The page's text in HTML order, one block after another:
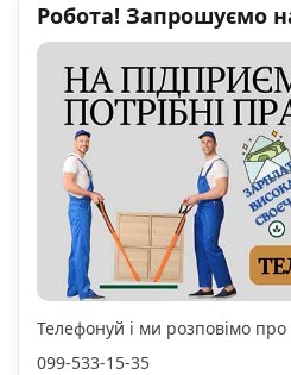
Робота! Запрошуємо
Телефонуй і ми розповімо про
099-533-15-35